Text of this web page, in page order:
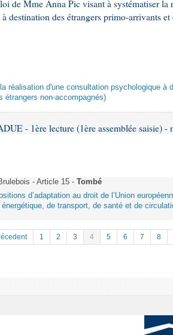
de Mme Anna Pic visant à systématiser la
destination des étrangers primo-arrivants
réalisation d'une consultation psychologique à
étrangers non-accompagnés)
- 1ère lecture (1ère assemblée saisie) -
- Article 15 - Tombé
d’adaptation au droit de l’Union
de transport, de santé et de
1 2 3 4 5 6 7 8